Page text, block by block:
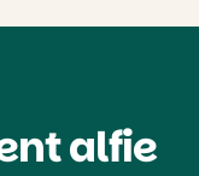
alfie